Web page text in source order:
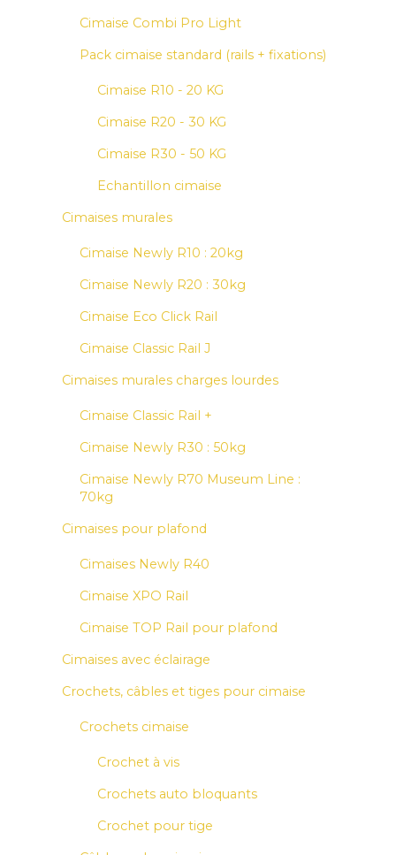
Cimaise Combi Pro Light
Pack cimaise standard (rails + fixations)
Cimaise R10 - 20 KG
Cimaise R20 - 30 KG
Cimaise R30 - 50 KG
Echantillon cimaise
Cimaises murales
Cimaise Newly R10 : 20kg
Cimaise Newly R20 : 30kg
Cimaise Eco Click Rail
Cimaise Classic Rail J
Cimaises murales charges lourdes
Cimaise Classic Rail +
Cimaise Newly R30 : 50kg
Cimaise Newly R70 Museum Line :
70kg
Cimaises pour plafond
Cimaises Newly R40
Cimaise XPO Rail
Cimaise TOP Rail pour plafond
Cimaises avec éclairage
Crochets, câbles et tiges pour cimaise
Crochets cimaise
Crochet à vis
Crochets auto bloquants
Crochet pour tige